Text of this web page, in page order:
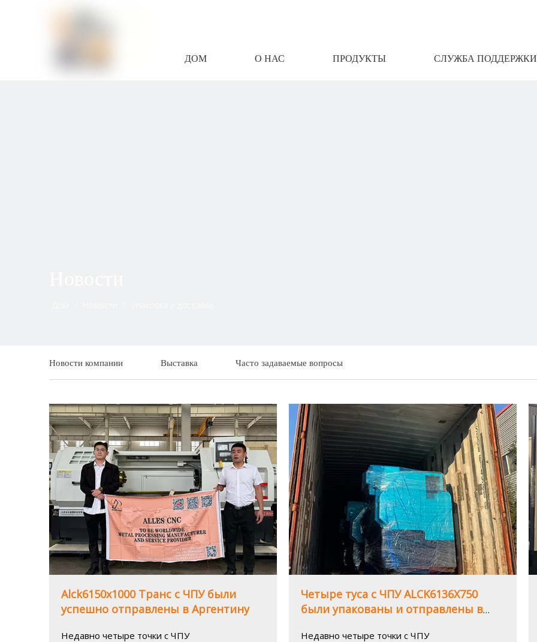
ДОМ О НАС ПРОДУКТЫ СЛУЖБА ПОДДЕРЖКИ
Новости компании Выставка Часто задаваемые вопросы
Alck6150x1000 Транс с ЧПУ были
успешно отправлены в Аргентину
Недавно четыре точки с ЧПУ
Четыре туса с ЧПУ ALCK6136X750
были упакованы и отправлены в
Недавно четыре точки с ЧПУ